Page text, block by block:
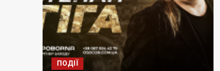
ПОДІЇ